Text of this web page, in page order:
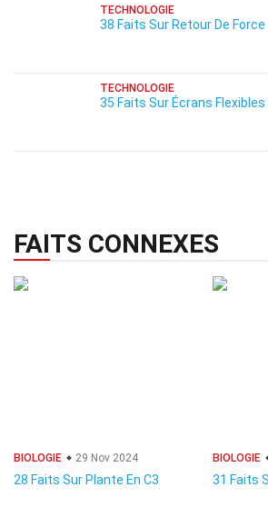
TECHNOLOGIE
38 Faits Sur Retour De Force
TECHNOLOGIE
35 Faits Sur Écrans Flexibles
FAITS CONNEXES
BIOLOGIE 29 Nov 2024
28 Faits Sur Plante En C3
BIOLOGIE
31 Faits